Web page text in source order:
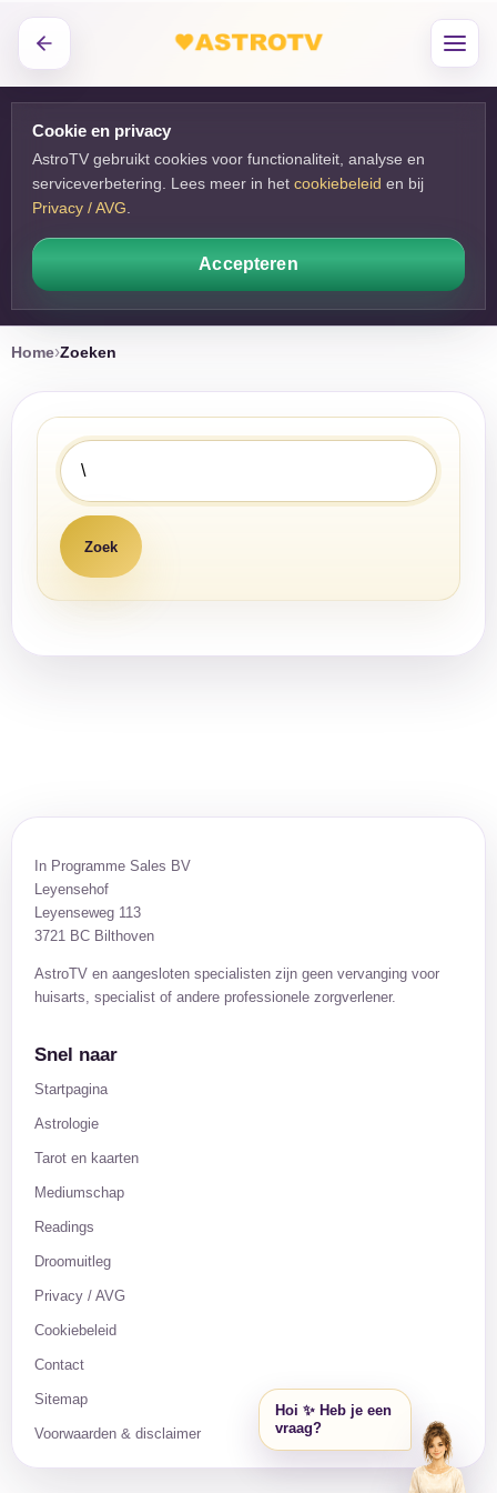
Cookie en privacy
AstroTV gebruikt cookies voor functionaliteit, analyse en
serviceverbetering. Lees meer in het cookiebeleid en bij
Privacy / AVG
Accepteren
Home Zoeken
In Programme Sales BV
Leyensehof
Leyenseweg 113
3721 BC Bilthoven
AstroTV en aangesloten specialisten zijn geen vervanging voor
huisarts, specialist of andere professionele zorgverlener.
Snel naar
Startpagina
Astrologie
Tarot en kaarten
Mediumschap
Readings
Droomuitleg
Privacy / AVG
Cookiebeleid
Contact
Sitemap
Voorwaarden & disclaimer
Hoi ✨ Heb je een
vraag?